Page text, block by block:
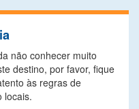
não conhecer muito
destino, por favor, fique
às regras de
locais.